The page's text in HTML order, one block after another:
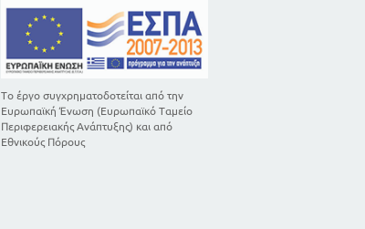
Το έργο συγχρηματοδοτείται από την
Ευρωπαϊκή Ένωση (Ευρωπαϊκό Ταμείο
Περιφερειακής Ανάπτυξης) και από
Εθνικούς Πόρους